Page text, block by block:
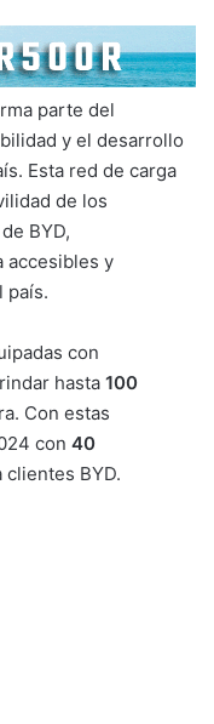
parte del
y el desarrollo
Esta red de carga
de los
BYD,
accesibles y
país.
con
hasta 100
Con estas
con 40
clientes BYD.